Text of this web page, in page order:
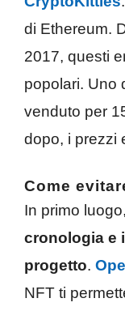
di Ethereum.
2017, questi
popolari. Uno
venduto per
dopo, i prezzi
Come
In primo luogo,
cronologia e
progetto.
NFT ti